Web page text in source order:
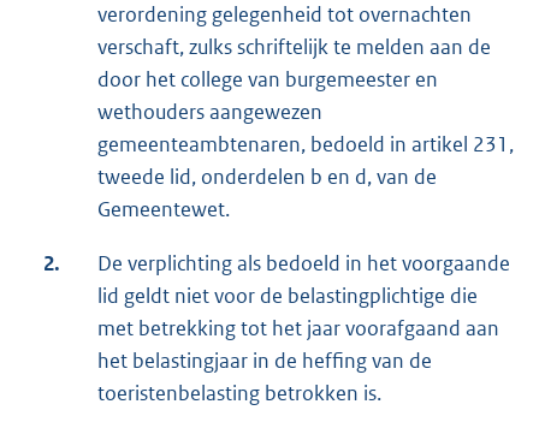
verordening gelegenheid tot overnachten
verschaft, zulks schriftelijk te melden aan de
door het college van burgemeester en
wethouders aangewezen
gemeenteambtenaren, bedoeld in artikel 231,
tweede lid, onderdelen b en d, van de
Gemeentewet.
2.
De verplichting als bedoeld in het voorgaande
lid geldt niet voor de belastingplichtige die
met betrekking tot het jaar voorafgaand aan
het belastingjaar in de heffing van de
toeristenbelasting betrokken is.